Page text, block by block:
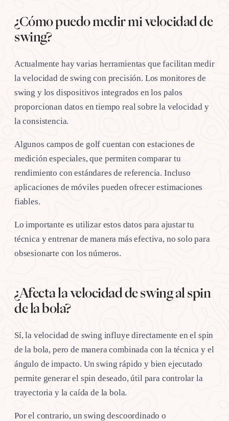
¿Cómo puedo medir mi velocidad de
swing?
Actualmente hay varias herramientas que facilitan medir
la velocidad de swing con precisión. Los monitores de
swing y los dispositivos integrados en los palos
proporcionan datos en tiempo real sobre la velocidad y
la consistencia.
Algunos campos de golf cuentan con estaciones de
medición especiales, que permiten comparar tu
rendimiento con estándares de referencia. Incluso
aplicaciones de móviles pueden ofrecer estimaciones
fiables.
Lo importante es utilizar estos datos para ajustar tu
técnica y entrenar de manera más efectiva, no solo para
obsesionarte con los números.
¿Afecta la velocidad de swing al spin
de la bola?
Sí, la velocidad de swing influye directamente en el spin
de la bola, pero de manera combinada con la técnica y el
ángulo de impacto. Un swing rápido y bien ejecutado
permite generar el spin deseado, útil para controlar la
trayectoria y la caída de la bola.
Por el contrario, un swing descoordinado o